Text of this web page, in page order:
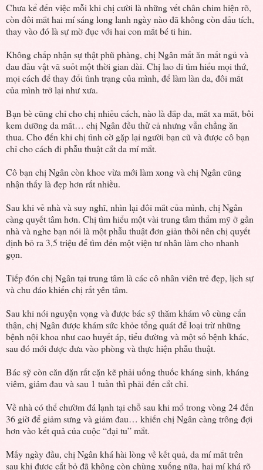
Chưa kể đến việc mỗi khi chị cười là những vết chân chim hiện rõ,
còn đôi mắt hai mí sáng long lanh ngày nào đã không còn dấu tích,
thay vào đó là sự mờ đục với hai con mắt bé ti hin.
Không chấp nhận sự thật phũ phàng, chị Ngân mất ăn mất ngủ và
đau đầu vật vã suốt một thời gian dài. Chị lao đi tìm hiểu mọi thứ,
mọi cách để thay đổi tình trạng của mình, để làm làn da, đôi mắt
của mình trở lại như xưa.
Bạn bè cũng chỉ cho chị nhiều cách, nào là đắp da, mắt xa mắt, bôi
kem dưỡng da mắt… chị Ngân đều thử cả nhưng vẫn chẳng ăn
thua. Cho đến khi chị tình cờ gặp lại người bạn cũ và được cô bạn
chỉ cho cách đi phẫu thuật cắt da mí mắt.
Cô bạn chị Ngân còn khoe vừa mới làm xong và chị Ngân cũng
nhận thấy là đẹp hơn rất nhiều.
Sau khi về nhà và suy nghĩ, nhìn lại đôi mắt của mình, chị Ngân
càng quyết tâm hơn. Chị tìm hiểu một vài trung tâm thẩm mỹ ở gần
nhà và nghe bạn nói là một phẫu thuật đơn giản thôi nên chị quyết
định bỏ ra 3,5 triệu để tìm đến một viện tư nhân làm cho nhanh
gọn.
Tiếp đón chị Ngân tại trung tâm là các cô nhân viên trẻ đẹp, lịch sự
và chu đáo khiến chị rất yên tâm.
Sau khi nói nguyện vọng và được bác sỹ thăm khám vô cùng cẩn
thận, chị Ngân được khám sức khỏe tổng quát để loại trừ những
bệnh nội khoa như cao huyết áp, tiểu đường và một số bệnh khác,
sau đó mới được đưa vào phòng và thực hiện phẫu thuật.
Bác sỹ còn căn dặn rất cặn kẽ phải uống thuốc kháng sinh, kháng
viêm, giảm đau và sau 1 tuần thì phải đến cắt chỉ.
Về nhà có thể chườm đá lạnh tại chỗ sau khi mổ trong vòng 24 đến
36 giờ để giảm sưng và giảm đau… khiến chị Ngân càng trông đợi
hơn vào kết quả của cuộc “đại tu” mắt.
Mấy ngày đầu, chị Ngân khá hài lòng về kết quả, da mí mắt trên
sau khi được cắt bỏ đã không còn chùng xuống nữa, hai mí khá rõ